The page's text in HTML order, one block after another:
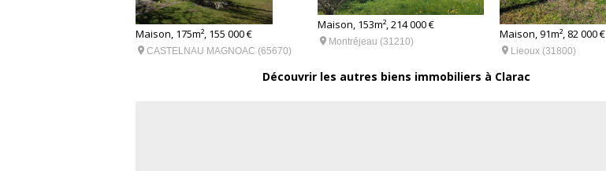
Maison, 175m², 155 000 €
CASTELNAU MAGNOAC (65670)
Maison, 153m², 214 000 €
 Montréjeau (31210)
Maison, 91m², 82 000 €
 Lieoux (31800)
Découvrir les autres biens immobiliers à Clarac